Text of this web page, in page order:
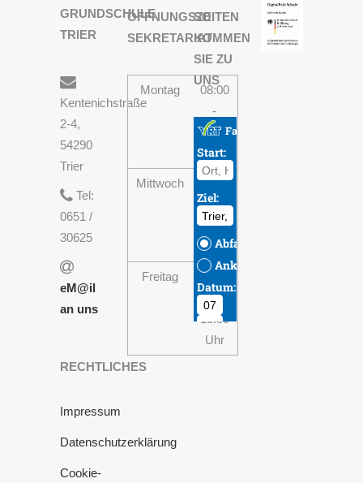
GRUNDSCHULE
TRIER
Kentenichstraße
2-4,
54290
Trier
Tel:
0651 /
30625
eM@il
an uns
RECHTLICHES
Impressum
Datenschutzerklärung
Cookie-
ÖFFNUNGSZEITEN
SEKRETARIAT
Montag
08:00
-
13:30
Uhr
Mittwoch
08:00
-
13:30
Uhr
Freitag
08:00
-
13:30
Uhr
SO
KOMMEN
SIE ZU
UNS